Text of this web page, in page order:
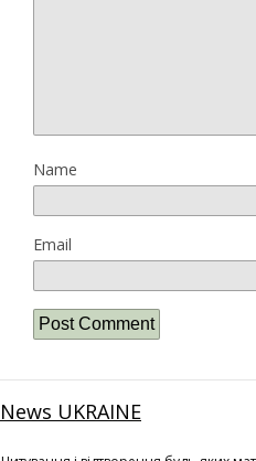
Name
Email
News UKRAINE